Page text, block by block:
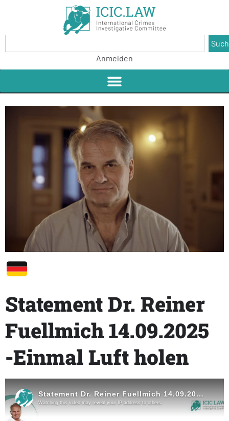
Anmelden
Statement Dr. Reiner
Fuellmich 14.09.2025
-Einmal Luft holen